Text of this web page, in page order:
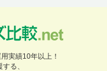
実績10年以上！
る、